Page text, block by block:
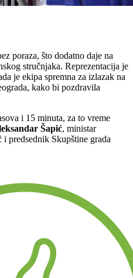
poraza, što dodatno daje na
stručnjaka. Reprezentacija je
je ekipa spremna za izlazak na
kako bi pozdravila
i 15 minuta, za to vreme
Šapić, ministar
i predsednik Skupštine grada